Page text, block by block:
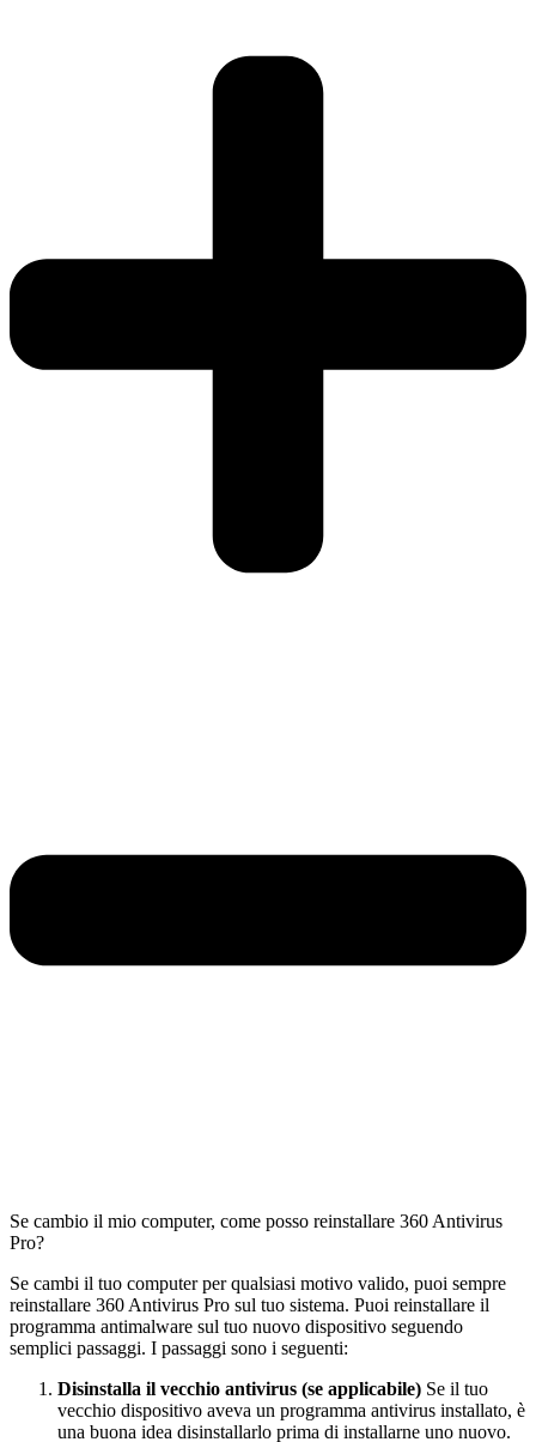
Se cambio il mio computer, come posso reinstallare 360 Antivirus
Pro?
Se cambi il tuo computer per qualsiasi motivo valido, puoi sempre
reinstallare 360 Antivirus Pro sul tuo sistema. Puoi reinstallare il
programma antimalware sul tuo nuovo dispositivo seguendo
semplici passaggi. I passaggi sono i seguenti:
Disinstalla il vecchio antivirus (se applicabile) Se il tuo
vecchio dispositivo aveva un programma antivirus installato, è
una buona idea disinstallarlo prima di installarne uno nuovo.